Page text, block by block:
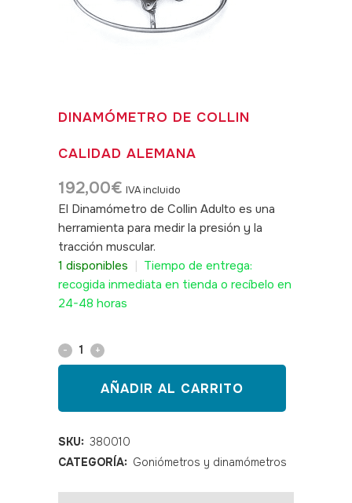
DINAMÓMETRO DE COLLIN
CALIDAD ALEMANA
192,00€ IVA incluido
El Dinamómetro de Collin Adulto es una
herramienta para medir la presión y la
tracción muscular.
1 disponibles
Tiempo de entrega:
recogida inmediata en tienda o recíbelo en
24-48 horas
Dinamómetro
COLLIN
calidad
alemana
quantity
AÑADIR AL CARRITO
SKU: 380010
CATEGORÍA: Goniómetros y dinamómetros